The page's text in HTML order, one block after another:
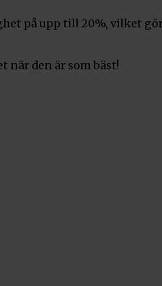
på upp till 20%, vilket
när den är som bäst!